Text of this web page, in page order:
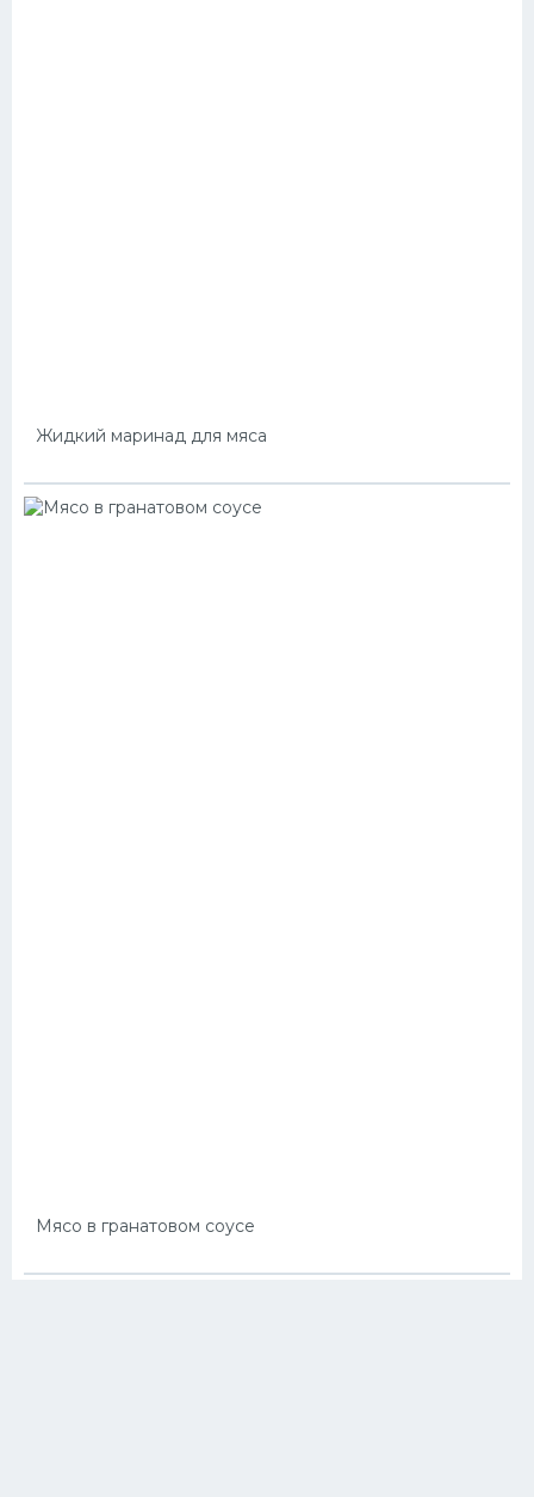
Жидкий маринад для мяса
Мясо в гранатовом соусе